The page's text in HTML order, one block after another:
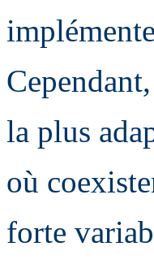
la plus
où
forte